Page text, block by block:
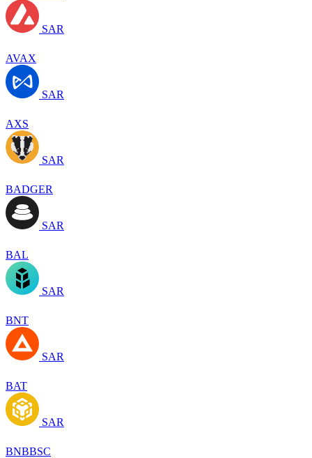
SAR
AVAX
SAR
AXS
SAR
BADGER
SAR
BAL
SAR
BNT
SAR
BAT
SAR
BNBBSC